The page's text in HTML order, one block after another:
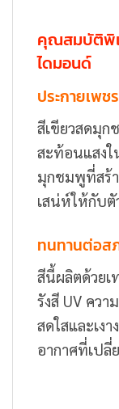
คุณสมบัติพิ
ไดมอนด์
ประกายเพช
สีเขียวสดมุ
สะท้อนแสง
มุกชมพูที่สร้า
เสน่ห์ให้กับตั
ทนทานต่อส
สีนี้ผลิตด้วย
รังสี UV คว
สดใสและเง
อากาศที่เป